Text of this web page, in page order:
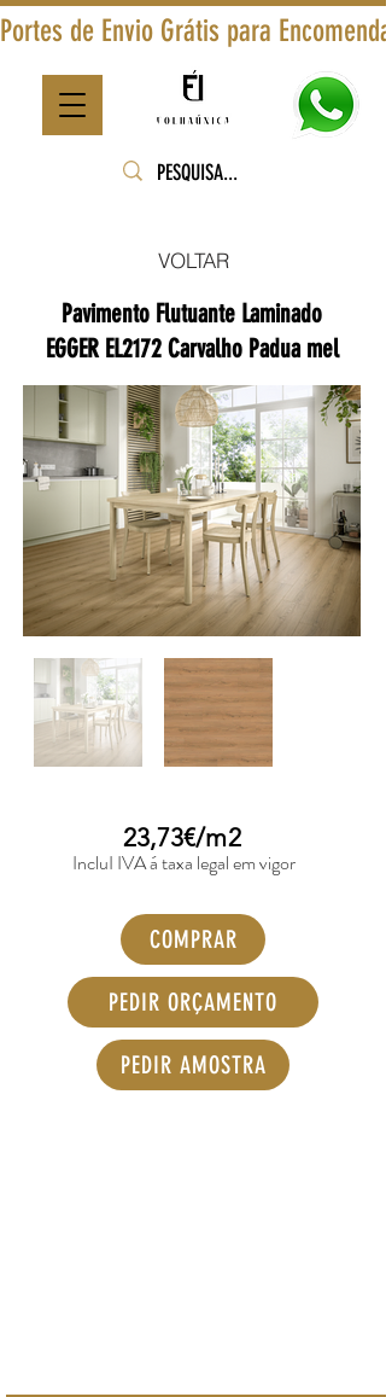
Portes de Envio Grátis para
VOLTAR
Pavimento Flutuante Laminado
EGGER EL2172 Carvalho Padua mel
23,73€/m2
IncluI IVA á taxa legal em vigor
COMPRAR
PEDIR ORÇAMENTO
PEDIR AMOSTRA